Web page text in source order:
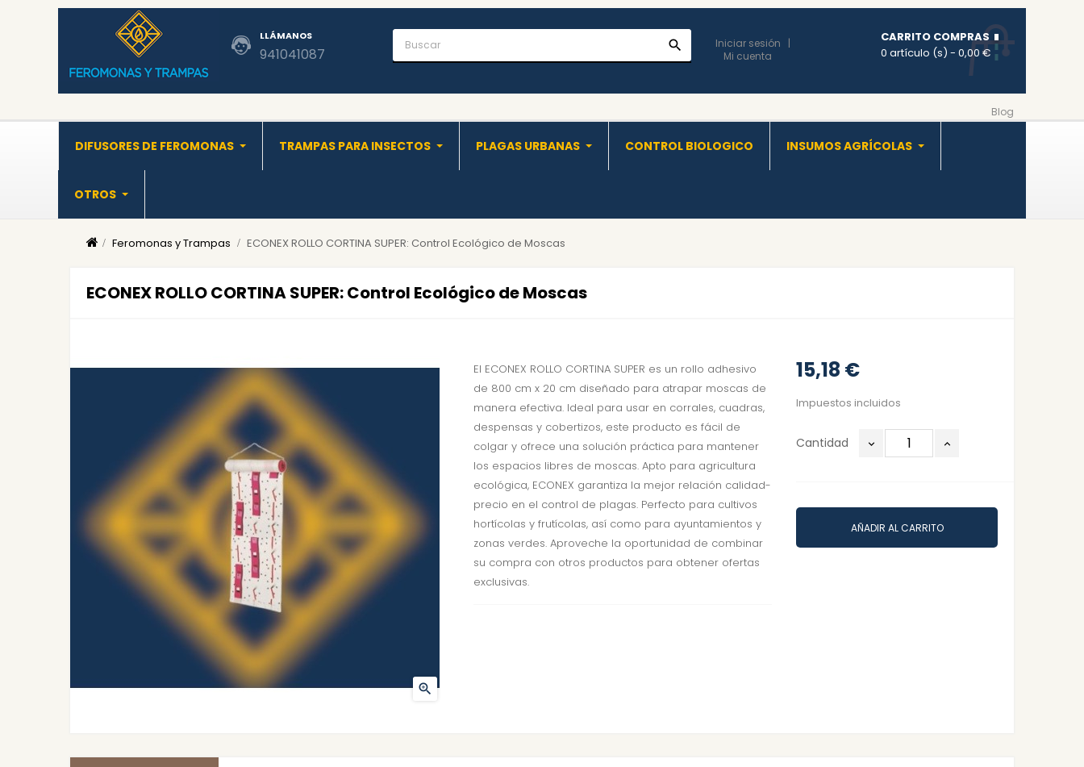
LLÁMANOS
941041087 search
Iniciar sesión
Mi cuenta
CARRITO COMPRAS
0 artículo (s) - 0,00 €
Blog
DIFUSORES DE FEROMONAS TRAMPAS PARA INSECTOS PLAGAS URBANAS CONTROL BIOLOGICO INSUMOS AGRÍCOLAS
OTROS
Feromonas y Trampas ECONEX ROLLO CORTINA SUPER: Control Ecológico de Moscas
ECONEX ROLLO CORTINA SUPER: Control Ecológico de Moscas

15,18 €
Impuestos incluidos
Cantidad
AÑADIR AL CARRITO
El ECONEX ROLLO CORTINA SUPER es un rollo adhesivo
de 800 cm x 20 cm diseñado para atrapar moscas de
manera efectiva. Ideal para usar en corrales, cuadras,
despensas y cobertizos, este producto es fácil de
colgar y ofrece una solución práctica para mantener
los espacios libres de moscas. Apto para agricultura
ecológica, ECONEX garantiza la mejor relación calidad-
precio en el control de plagas. Perfecto para cultivos
hortícolas y frutícolas, así como para ayuntamientos y
zonas verdes. Aproveche la oportunidad de combinar
su compra con otros productos para obtener ofertas
exclusivas.